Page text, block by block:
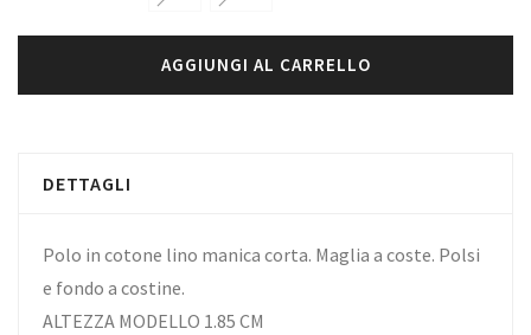
AGGIUNGI AL CARRELLO
DETTAGLI
Polo in cotone lino manica corta. Maglia a coste. Polsi
e fondo a costine.
ALTEZZA MODELLO 1.85 CM